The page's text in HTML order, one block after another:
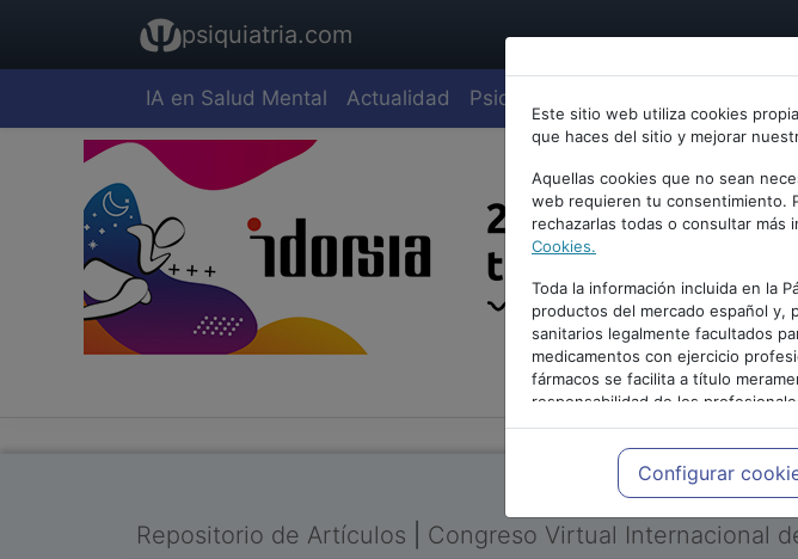
psiquiatria.com
IA en Salud Mental Actualidad Psiquiatría
Este sitio web utiliza cookies
que haces del sitio y mejorar
Aquellas cookies que no sean
web requieren tu consentimiento.
rechazarlas todas o consultar más
Cookies.
Toda la información incluida en la
productos del mercado español y,
sanitarios legalmente facultados
medicamentos con ejercicio
fármacos se facilita a título
responsabilidad de los
medicamentos y decidir, en cada
adecuado a las necesidades del
Configurar
Repositorio de Artículos Congreso Virtual Internacional